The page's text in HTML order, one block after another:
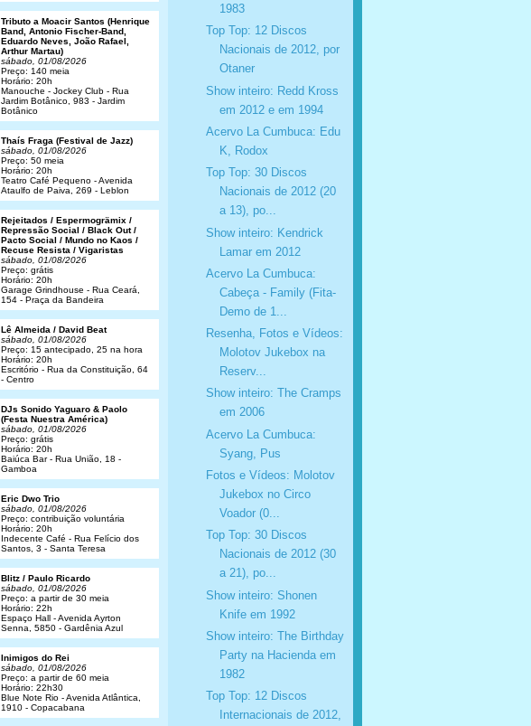
1983
Top Top: 12 Discos
Nacionais de 2012, por
Otaner
Show inteiro: Redd Kross
em 2012 e em 1994
Acervo La Cumbuca: Edu
K, Rodox
Top Top: 30 Discos
Nacionais de 2012 (20
a 13), po...
Show inteiro: Kendrick
Lamar em 2012
Acervo La Cumbuca:
Cabeça - Family (Fita-
Demo de 1...
Resenha, Fotos e Vídeos:
Molotov Jukebox na
Reserv...
Show inteiro: The Cramps
em 2006
Acervo La Cumbuca:
Syang, Pus
Fotos e Vídeos: Molotov
Jukebox no Circo
Voador (0...
Top Top: 30 Discos
Nacionais de 2012 (30
a 21), po...
Show inteiro: Shonen
Knife em 1992
Show inteiro: The Birthday
Party na Hacienda em
1982
Top Top: 12 Discos
Internacionais de 2012,
Tributo a Moacir Santos (Henrique
Band, Antonio Fischer-Band,
Eduardo Neves, João Rafael,
Arthur Martau)
sábado, 01/08/2026
Preço: 140 meia
Horário: 20h
Manouche - Jockey Club - Rua
Jardim Botânico, 983 - Jardim
Botânico
Thaís Fraga (Festival de Jazz)
sábado, 01/08/2026
Preço: 50 meia
Horário: 20h
Teatro Café Pequeno - Avenida
Ataulfo de Paiva, 269 - Leblon
Rejeitados / Espermogrämix /
Repressão Social / Black Out /
Pacto Social / Mundo no Kaos /
Recuse Resista / Vigaristas
sábado, 01/08/2026
Preço: grátis
Horário: 20h
Garage Grindhouse - Rua Ceará,
154 - Praça da Bandeira
Lê Almeida / David Beat
sábado, 01/08/2026
Preço: 15 antecipado, 25 na hora
Horário: 20h
Escritório - Rua da Constituição, 64
- Centro
DJs Sonido Yaguaro & Paolo
(Festa Nuestra América)
sábado, 01/08/2026
Preço: grátis
Horário: 20h
Baiúca Bar - Rua União, 18 -
Gamboa
Eric Dwo Trio
sábado, 01/08/2026
Preço: contribuição voluntária
Horário: 20h
Indecente Café - Rua Felício dos
Santos, 3 - Santa Teresa
Blitz / Paulo Ricardo
sábado, 01/08/2026
Preço: a partir de 30 meia
Horário: 22h
Espaço Hall - Avenida Ayrton
Senna, 5850 - Gardênia Azul
Inimigos do Rei
sábado, 01/08/2026
Preço: a partir de 60 meia
Horário: 22h30
Blue Note Rio - Avenida Atlântica,
1910 - Copacabana